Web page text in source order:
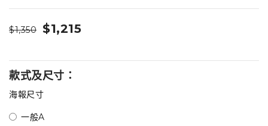
$1,350 $1,215
款式及尺寸：
海報尺寸
一般A